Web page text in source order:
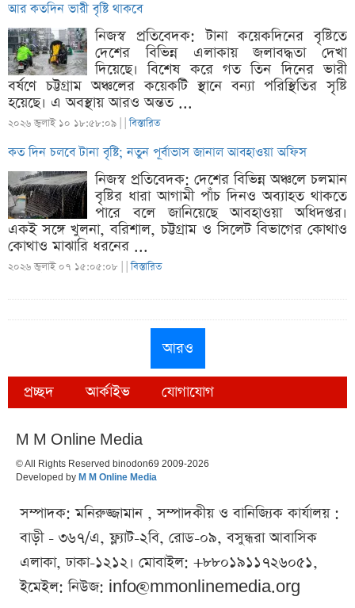
আর কতদিন ভারী বৃষ্টি থাকবে
নিজস্ব প্রতিবেদক: টানা কয়েকদিনের বৃষ্টিতে
দেশের বিভিন্ন এলাকায় জলাবদ্ধতা দেখা
দিয়েছে। বিশেষ করে গত তিন দিনের ভারী
বর্ষণে চট্টগ্রাম অঞ্চলের কয়েকটি স্থানে বন্যা পরিস্থিতির সৃষ্টি
হয়েছে। এ অবস্থায় আরও অন্তত ...
২০২৬ জুলাই ১০ ১৮:৫৮:০৯ | |বিস্তারিত
কত দিন চলবে টানা বৃষ্টি; নতুন পূর্বাভাস জানাল আবহাওয়া অফিস
নিজস্ব প্রতিবেদক: দেশের বিভিন্ন অঞ্চলে চলমান
বৃষ্টির ধারা আগামী পাঁচ দিনও অব্যাহত থাকতে
পারে বলে জানিয়েছে আবহাওয়া অধিদপ্তর।
একই সঙ্গে খুলনা, বরিশাল, চট্টগ্রাম ও সিলেট বিভাগের কোথাও
কোথাও মাঝারি ধরনের ...
২০২৬ জুলাই ০৭ ১৫:০৫:০৮ | |বিস্তারিত
আরও
প্রচ্ছদ আর্কাইভ যোগাযোগ
M M Online Media
© All Rights Reserved binodon69 2009-2026
Developed by M M Online Media
সম্পাদক: মনিরুজ্জামান , সম্পাদকীয় ও বানিজ্যিক কার্যালয় :
বাড়ী - ৩৬৭/এ, ফ্ল্যাট-২বি, রোড-০৯, বসুন্ধরা আবাসিক
এলাকা, ঢাকা-১২১২। মোবাইল: +৮৮০১৯১১৭২৬০৫১,
ইমেইল: নিউজ: info@mmonlinemedia.org